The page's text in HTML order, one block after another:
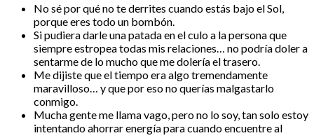
No sé por qué no te derrites cuando estás bajo el Sol,
porque eres todo un bombón.
Si pudiera darle una patada en el culo a la persona que
siempre estropea todas mis relaciones… no podría doler a
sentarme de lo mucho que me dolería el trasero.
Me dijiste que el tiempo era algo tremendamente
maravilloso… y que por eso no querías malgastarlo
conmigo.
Mucha gente me llama vago, pero no lo soy, tan solo estoy
intentando ahorrar energía para cuando encuentre al